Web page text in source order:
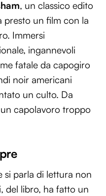
, un classico edito
presto un film con la
Immersi
ingannevoli
fatale da capogiro
noir americani
un culto. Da
capolavoro troppo
si parla di lettura non
del libro, ha fatto un